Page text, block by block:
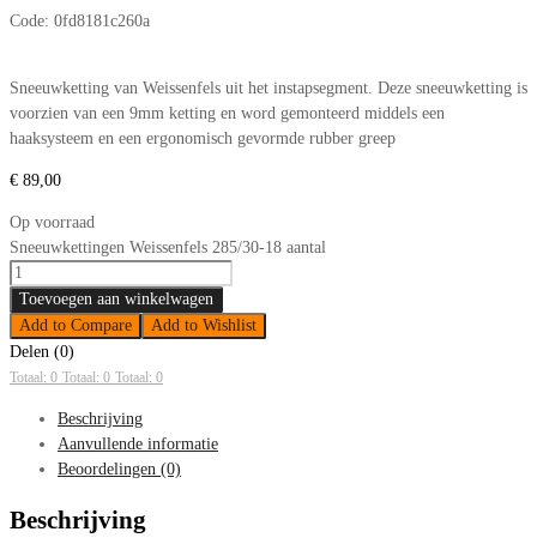
Code: 0fd8181c260a
Sneeuwketting van Weissenfels uit het instapsegment. Deze sneeuwketting is
voorzien van een 9mm ketting en word gemonteerd middels een
haaksysteem en een ergonomisch gevormde rubber greep
€ 89,00
Op voorraad
Sneeuwkettingen Weissenfels 285/30-18 aantal
Toevoegen aan winkelwagen
Add to Compare
Add to Wishlist
Delen (0)
Totaal: 0 Totaal: 0 Totaal: 0
Beschrijving
Aanvullende informatie
Beoordelingen (0)
Beschrijving